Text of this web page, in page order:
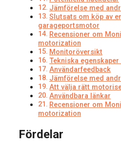
Jämförelse med
Slutsats om köp av
garageportsmotor
Recensioner om
motorization
Monitoröversikt
Tekniska
Användarfeedback
Jämförelse med
Att välja rätt
Användbara länkar
Recensioner om
motorization
Fördelar